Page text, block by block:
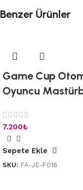
Benzer Ürünler
Game Cup
Oyuncu
7.200₺
Sepete Ekle
SKU: FA-JE-F016